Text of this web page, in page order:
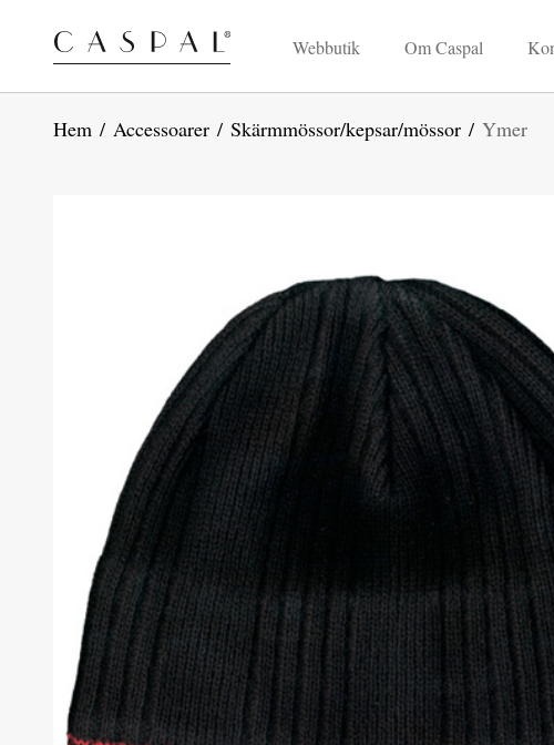
Webbutik Om Caspal
Hem / Accessoarer / Skärmmössor/kepsar/mössor / Ymer